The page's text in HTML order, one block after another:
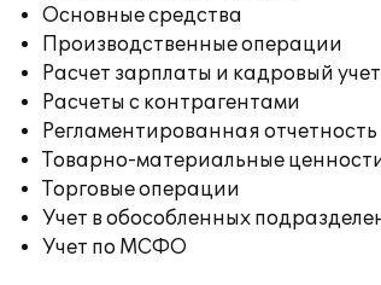
Основные средства
Производственные операции
Расчет зарплаты и кадровый учет
Расчеты с контрагентами
Регламентированная отчетность
Товарно-материальные
Торговые операции
Учет в обособленных
Учет по МСФО